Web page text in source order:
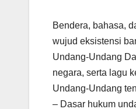
Bendera, bahasa,
wujud eksistensi
Undang-Undang
negara, serta lagu
Undang-Undang
– Dasar hukum